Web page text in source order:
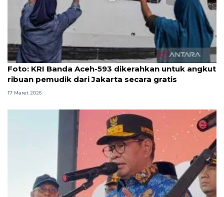
Foto
Foto: KRI Banda Aceh-593 dikerahkan untuk angkut
ribuan pemudik dari Jakarta secara gratis
17 Maret 2026